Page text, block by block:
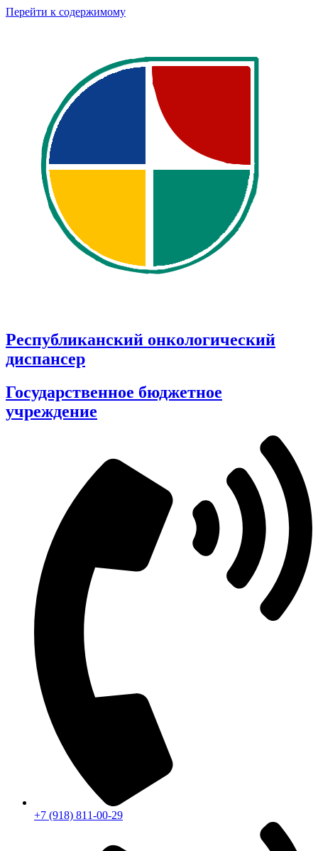
Перейти к содержимому
Республиканский онкологический
диспансер
Государственное бюджетное
учреждение
+7 (918) 811-00-29